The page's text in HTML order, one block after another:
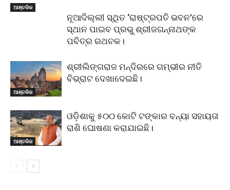
ଆଞ୍ଚଳିକ
ନୂଆଦିଲ୍ଲୀ ସ୍ଥିତ ‘ରାଷ୍ଟ୍ରପତି ଭବନ’ରେ
ସ୍ଥାନ ପାଇବ ପ୍ରଭୁ ଶ୍ରୀଜଗନ୍ନାଥଙ୍କ
ପବିତ୍ର ରଥଚକ।
ଆଞ୍ଚଳିକ
ଶ୍ରୀଲିଙ୍ଗରାଜ ମନ୍ଦିରରେ ଗମ୍ଭୀର ନୀତି
ବିଭ୍ରାଟ ଦେଖାଦେଇଛି।
ଆଞ୍ଚଳିକ
ଓଡ଼ିଶାକୁ ୫୦୦ କୋଟି ଟଙ୍କାର ବନ୍ୟା ସହାୟତା
ରାଶି ଘୋଷଣା କରାଯାଇଛି।